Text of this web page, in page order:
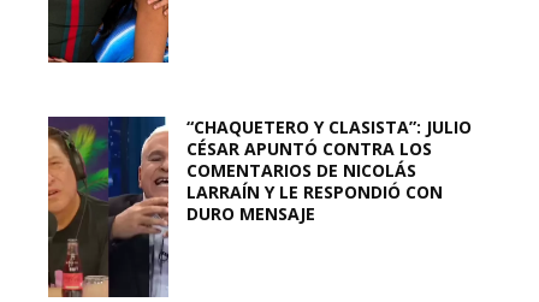
“CHAQUETERO Y CLASISTA”: JULIO
CÉSAR APUNTÓ CONTRA LOS
COMENTARIOS DE NICOLÁS
LARRAÍN Y LE RESPONDIÓ CON
DURO MENSAJE